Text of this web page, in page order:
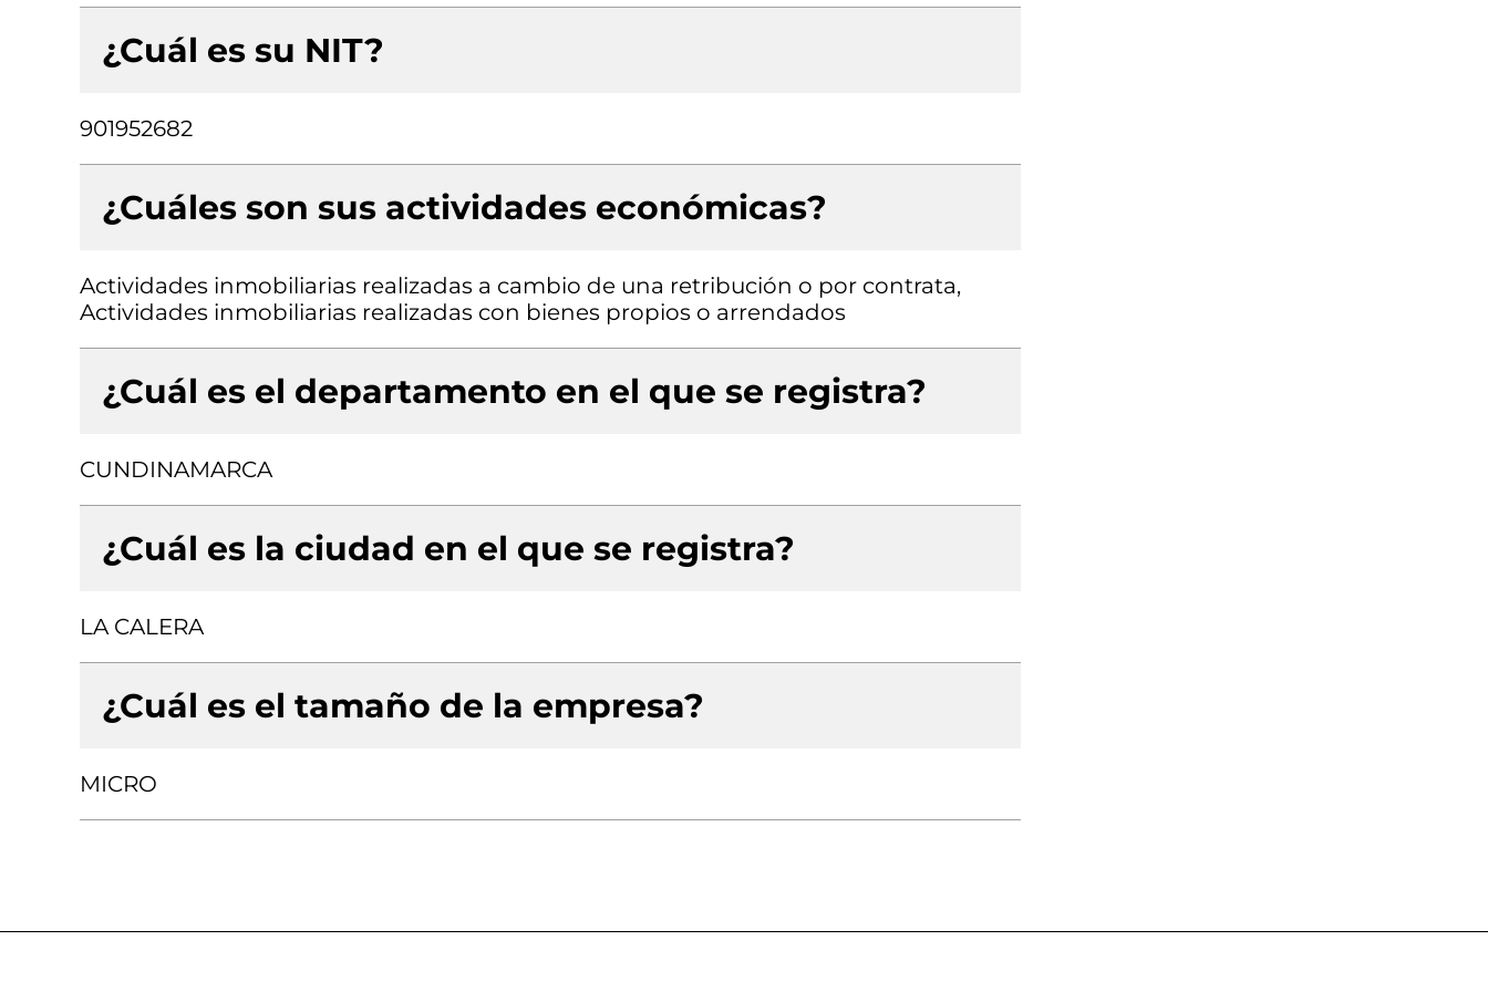
¿Cuál es su NIT?
901952682
¿Cuáles son sus actividades económicas?
Actividades inmobiliarias realizadas a cambio de una retribución o por contrata,
Actividades inmobiliarias realizadas con bienes propios o arrendados
¿Cuál es el departamento en el que se registra?
CUNDINAMARCA
¿Cuál es la ciudad en el que se registra?
LA CALERA
¿Cuál es el tamaño de la empresa?
MICRO